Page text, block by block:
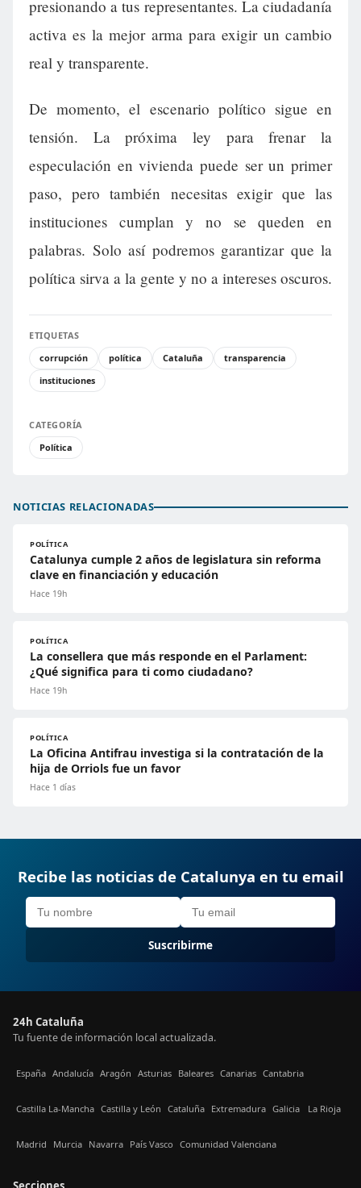
presionando a tus representantes. La ciudadanía
activa es la mejor arma para exigir un cambio
real y transparente.
De momento, el escenario político sigue en
tensión. La próxima ley para frenar la
especulación en vivienda puede ser un primer
paso, pero también necesitas exigir que las
instituciones cumplan y no se queden en
palabras. Solo así podremos garantizar que la
política sirva a la gente y no a intereses oscuros.
ETIQUETAS
corrupción
política Cataluña
transparencia
instituciones
CATEGORÍA
Política
NOTICIAS RELACIONADAS
POLÍTICA
Catalunya cumple 2 años de legislatura sin reforma
clave en financiación y educación
Hace 19h
POLÍTICA
La consellera que más responde en el Parlament:
¿Qué significa para ti como ciudadano?
Hace 19h
POLÍTICA
La Oficina Antifrau investiga si la contratación de la
hija de Orriols fue un favor
Hace 1 días
Recibe las noticias de Catalunya en tu email
Suscribirme
24h Cataluña
Tu fuente de información local actualizada.
España Andalucía Aragón Asturias Baleares Canarias Cantabria
Castilla La-Mancha Castilla y León Cataluña Extremadura Galicia La Rioja
Madrid Murcia Navarra País Vasco Comunidad Valenciana